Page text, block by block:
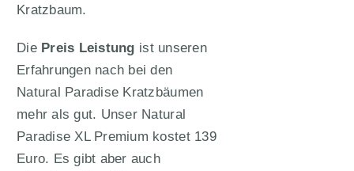
Kratzbaum.
Die Preis Leistung ist unseren
Erfahrungen nach bei den
Natural Paradise Kratzbäumen
mehr als gut. Unser Natural
Paradise XL Premium kostet 139
Euro. Es gibt aber auch